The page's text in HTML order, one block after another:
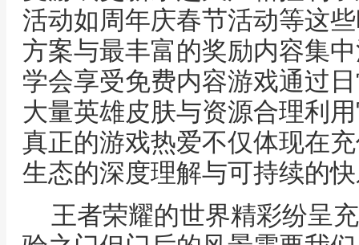
活动如周年庆春节活动等这
方案与最丰富的奖励内容集
学会享受免费内容游戏通过
大量英雄皮肤与资源合理利
真正的游戏热爱不仅体现在
生态的深度理解与可持续的
王者荣耀的世界精彩纷呈